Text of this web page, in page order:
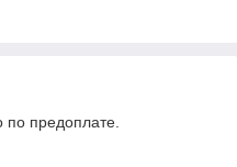
по предоплате.